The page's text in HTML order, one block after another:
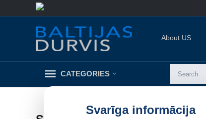
About US
CATEGORIES
Svarīga informācija